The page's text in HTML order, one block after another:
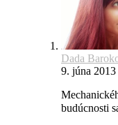
Dada
9. júna 2013
budúcnosti